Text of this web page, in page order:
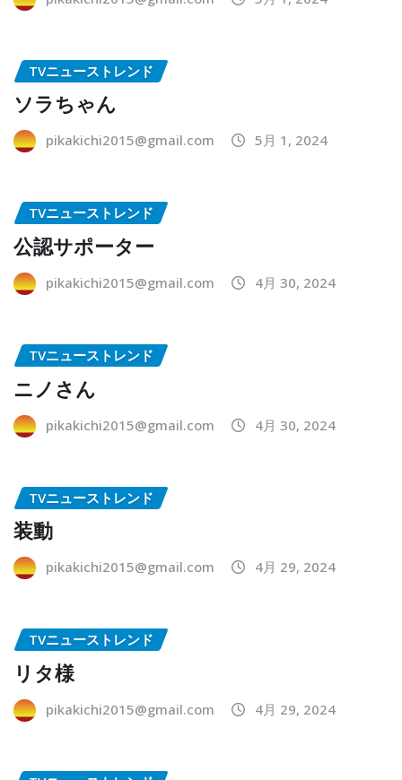
TVニューストレンド
ソラちゃん
pikakichi2015@gmail.com 5月 1, 2024
TVニューストレンド
公認サポーター
pikakichi2015@gmail.com 4月 30, 2024
TVニューストレンド
ニノさん
pikakichi2015@gmail.com 4月 30, 2024
TVニューストレンド
装動
pikakichi2015@gmail.com 4月 29, 2024
TVニューストレンド
リタ様
pikakichi2015@gmail.com 4月 29, 2024